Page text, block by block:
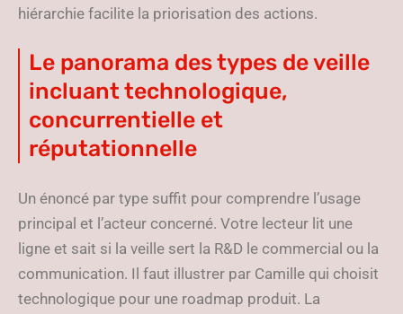
hiérarchie facilite la priorisation des actions.
Le panorama des types de veille
incluant technologique,
concurrentielle et
réputationnelle
Un énoncé par type suffit pour comprendre l’usage
principal et l’acteur concerné. Votre lecteur lit une
ligne et sait si la veille sert la R&D le commercial ou la
communication. Il faut illustrer par Camille qui choisit
technologique pour une roadmap produit. La